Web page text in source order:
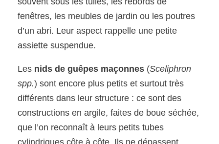
fenêtres, les meubles de jardin ou les poutres
d’un abri. Leur aspect rappelle une petite
assiette suspendue.
Les nids de guêpes maçonnes(Sceliphron
spp.) sont encore plus petits et surtout très
différents dans leur structure : ce sont des
constructions en argile, faites de boue séchée,
que l’on reconnaît à leurs petits tubes